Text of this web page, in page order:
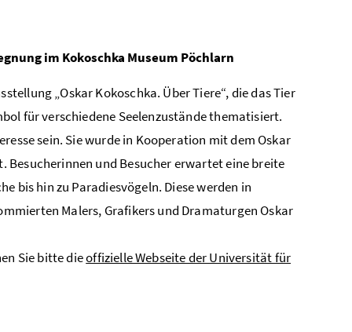
im Kokoschka Museum Pöchlarn
„Oskar Kokoschka. Über Tiere“, die das Tier
für verschiedene Seelenzustände thematisiert.
sein. Sie wurde in Kooperation mit dem Oskar
und Besucher erwartet eine breite
bis hin zu Paradiesvögeln. Diese werden in
Malers, Grafikers und Dramaturgen Oskar
Sie bitte dieoffizielle Webseite der Universität für